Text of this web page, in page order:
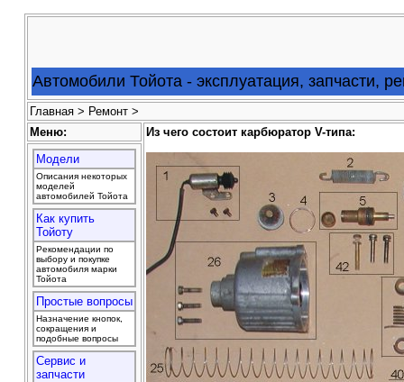
Автомобили Тойота - эксплуатация, запчасти,
Главная > Ремонт >
Меню:
Из чего состоит карбюратор V-типа:
Модели
Описания некоторых
моделей
автомобилей Тойота
Как купить
Тойоту
Рекомендации по
выбору и покупке
автомобиля марки
Тойота
Простые вопросы
Назначение кнопок,
сокращения и
подобные вопросы
Сервис и
запчасти